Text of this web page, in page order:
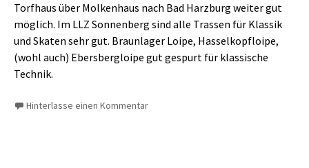
Torfhaus über Molkenhaus nach Bad Harzburg weiter gut
möglich. Im LLZ Sonnenberg sind alle Trassen für Klassik
und Skaten sehr gut. Braunlager Loipe, Hasselkopfloipe,
(wohl auch) Ebersbergloipe gut gespurt für klassische
Technik.
Hinterlasse einen Kommentar